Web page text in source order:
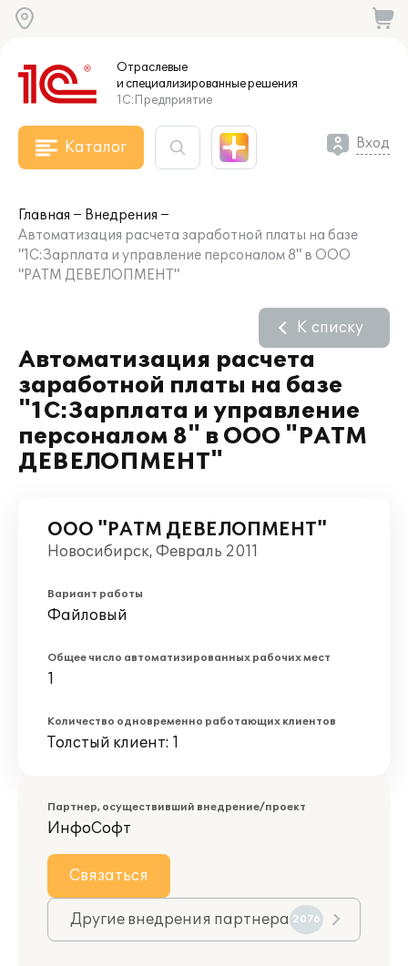
Отраслевые
и специализированныерешения
1С:Предприятие
Каталог Вход
Главная
Внедрения
Автоматизация расчета заработной платы на базе
"1С:Зарплата и управление персоналом 8" в ООО
"РАТМ ДЕВЕЛОПМЕНТ"
Автоматизация расчета
заработной платы на базе
"1С:Зарплата и управление
персоналом 8" в ООО "РАТМ
ДЕВЕЛОПМЕНТ"
К списку
ООО "РАТМ ДЕВЕЛОПМЕНТ"
Новосибирск, Февраль 2011
Вариант работы
Файловый
Общее число автоматизированных рабочих мест
1
Количество одновременно работающих клиентов
Толстый клиент: 1
Партнер, осуществивший внедрение/проект
ИнфоСофт
Связаться
Другие внедрения партнера 2076